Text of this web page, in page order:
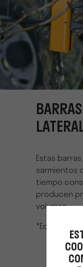
Estas
sarmientos
tiempo
producen
volumen.